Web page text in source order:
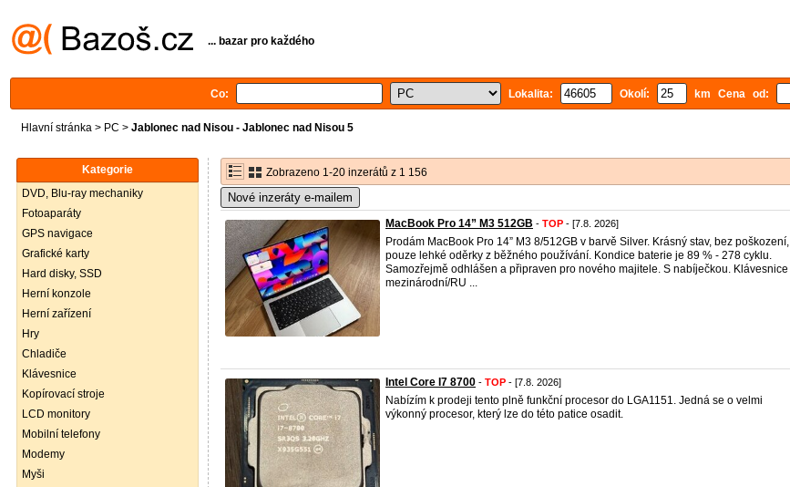
... bazar pro každého
Co: Lokalita: Okolí: km Cena od:
Hlavní stránka > PC > Jablonec nad Nisou - Jablonec nad Nisou 5
Kategorie
DVD, Blu-ray mechaniky
Fotoaparáty
GPS navigace
Grafické karty
Hard disky, SSD
Herní konzole
Herní zařízení
Hry
Chladiče
Klávesnice
Kopírovací stroje
LCD monitory
Mobilní telefony
Modemy
Myši
Zobrazeno 1-20 inzerátů z 1 156
Nové inzeráty e-mailem
MacBook Pro 14” M3 512GB - TOP - [7.8. 2026]
Prodám MacBook Pro 14” M3 8/512GB v barvě Silver. Krásný stav, bez poškození,
pouze lehké oděrky z běžného používání. Kondice baterie je 89 % - 278 cyklu.
Samozřejmě odhlášen a připraven pro nového majitele. S nabíječkou. Klávesnice
mezinárodní/RU ...
Intel Core I7 8700 - TOP - [7.8. 2026]
Nabízím k prodeji tento plně funkční procesor do LGA1151. Jedná se o velmi
výkonný procesor, který lze do této patice osadit.